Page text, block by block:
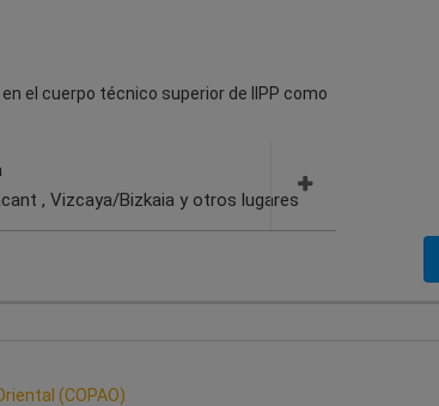
el cuerpo técnico superior de IIPP como
, Vizcaya/Bizkaia y otros lugares
(COPAO)